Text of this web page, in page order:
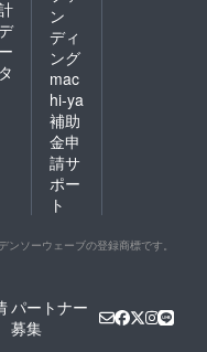
ー
タ
ン
ディ
ング
mac
hi-ya
補助
金申
請サ
ポー
ト
ンソーウェーブの登録商標です。
パートナー
募集